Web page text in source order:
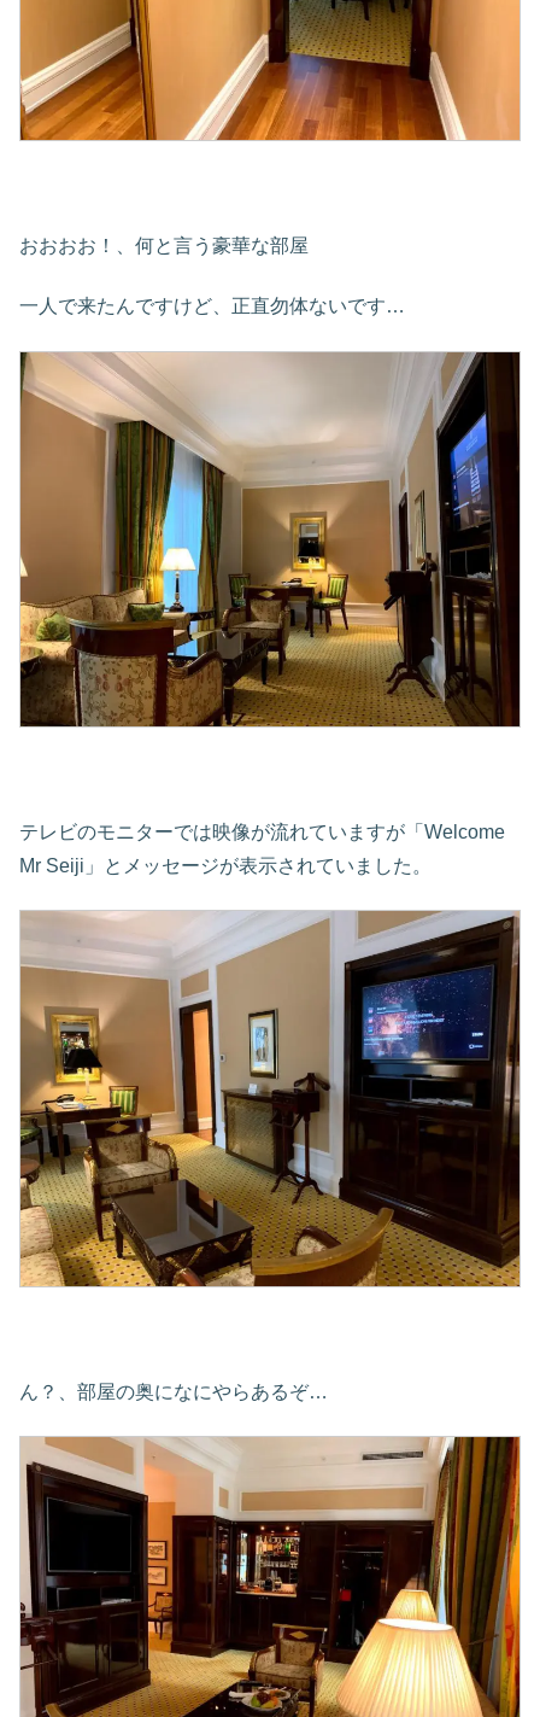
おおおお！、何と言う豪華な部屋
一人で来たんですけど、正直勿体ないです…
テレビのモニターでは映像が流れていますが「Welcome
Mr Seiji」とメッセージが表示されていました。
ん？、部屋の奥になにやらあるぞ…